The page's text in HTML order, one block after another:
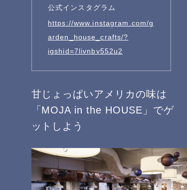
公式インスタグラム
https://www.instagram.com/g
arden_house_crafts/?
igshid=7livnbv552u2
甘じょっぱいアメリカの味は
「MOJA in the HOUSE」でゲ
ットしよう